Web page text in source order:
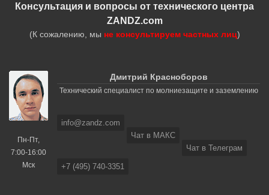
Консультация и вопросы от технического центра
ZANDZ.com
(К сожалению, мы не консультируем частных лиц)
Пн-Пт,
7:00-16:00
Мск
Дмитрий Красноборов
Технический специалист по молниезащите и заземлению
info@zandz.com
Чат в МАКС
Чат в Телеграм
+7 (495) 740-3351